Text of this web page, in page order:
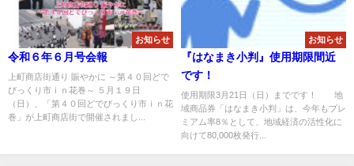
お知らせ
令和６年６月号会報
上町商店街通り 賑やかに ～第４０回どで
びっくり市ｉｎ花巻～ ５月１９日
（日）、「第４０回どでびっくり市ｉｎ花
巻」が上町商店街で開催されまし...
お知らせ
『はなまき小判』使用期限間近
です！
使用期限3月21日（日）までです！ 地
域商品券「はなまき小判」は、今年もプレ
ミアム率8％として、地域経済の活性化に
向けて80,000枚発行...